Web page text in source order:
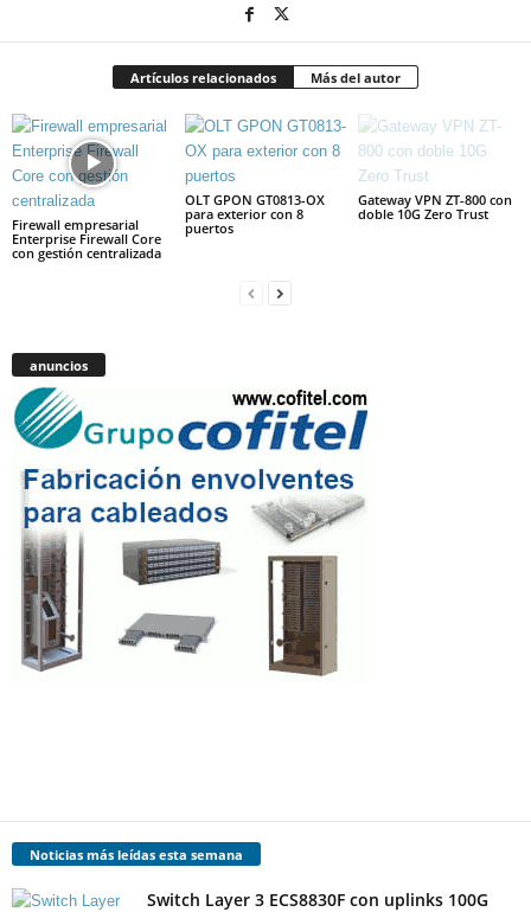
Artículos relacionados Más del autor
Firewall empresarial
Enterprise Firewall Core
con gestión centralizada
OLT GPON GT0813-OX
para exterior con 8
puertos
Gateway VPN ZT-800 con
doble 10G Zero Trust
anuncios
Noticias más leídas esta semana
Switch Layer 3 ECS8830F con uplinks 100G